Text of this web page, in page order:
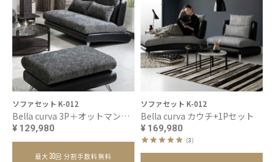
ソファセット K-012
Bella curva 3P＋オットマンセット コンパクト／レギュラー／ラージ
¥ 129,980
最大30 回 分割手数料無料
ソファセット K-012
Bella curva カウチ+1Pセット
¥ 169,980
(3)